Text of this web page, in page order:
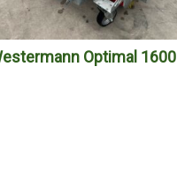
Optimal 1600